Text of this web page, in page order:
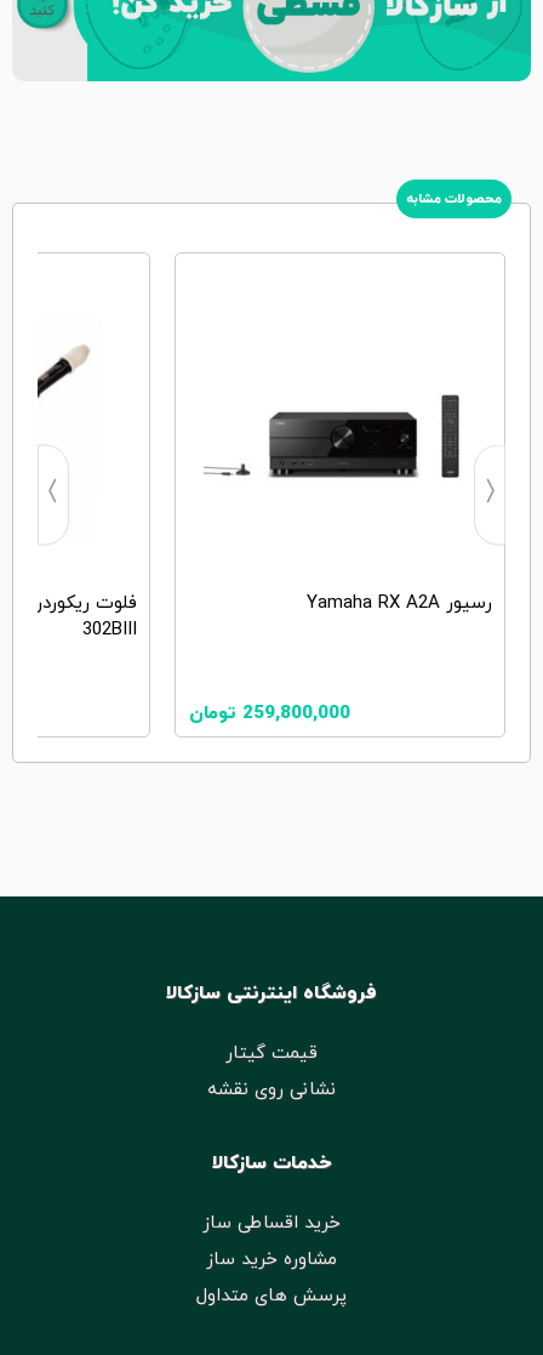
محصولات مشابه
رسیور Yamaha RX A2A
259,800,000 تومان
302BIII
فروشگاه اینترنتی سازکالا
قیمت گیتار
نشانی روی نقشه
خدمات سازکالا
خرید اقساطی ساز
مشاوره خرید ساز
پرسش های متداول